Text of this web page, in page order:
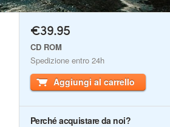
€39.95
CD ROM
Spedizione entro 24h
Aggiungi al carrello
Perché acquistare da noi?